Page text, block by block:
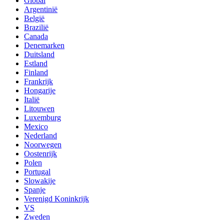
Argentinië
België
Brazilië
Canada
Denemarken
Duitsland
Estland
Finland
Frankrijk
Hongarije
Italië
Litouwen
Luxemburg
Mexico
Nederland
Noorwegen
Oostenrijk
Polen
Portugal
Slowakije
Spanje
Verenigd Koninkrijk
VS
Zweden